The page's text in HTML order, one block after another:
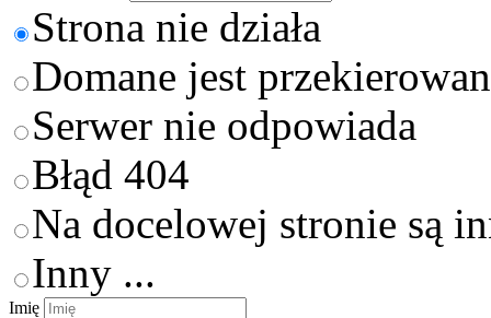
Strona nie działa
Domane jest
Serwer nie odpowiada
Błąd 404
Na docelowej stronie są
Inny ...
Imię